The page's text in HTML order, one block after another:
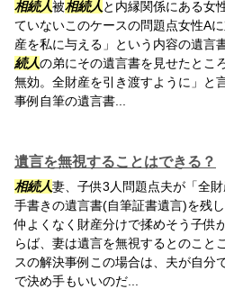
相続人被相続人 と内縁関係にある女
ていないこのケースの問題点女性A
産を私に与える」という内容の遺言
続人の弟にその遺言書を見せたとこ
無効。全財産を引き渡すように」と
事例自筆の遺言書...
遺言を無視することはできる？
相続人妻、子供3人問題点夫が「全
手書きの遺言書(自筆証書遺言)を残
仲よくなく財産分けで揉めそう子供
らば、妻は遺言を無視するとのこと
スの解決事例この場合は、夫が自分
で決め手もいいのだ...